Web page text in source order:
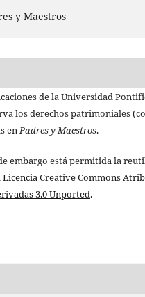
y Maestros
de la Universidad
los derechos patrimoniales
enPadres y Maestros.
embargo está permitida la
Licencia Creative Commons
3.0 Unported.